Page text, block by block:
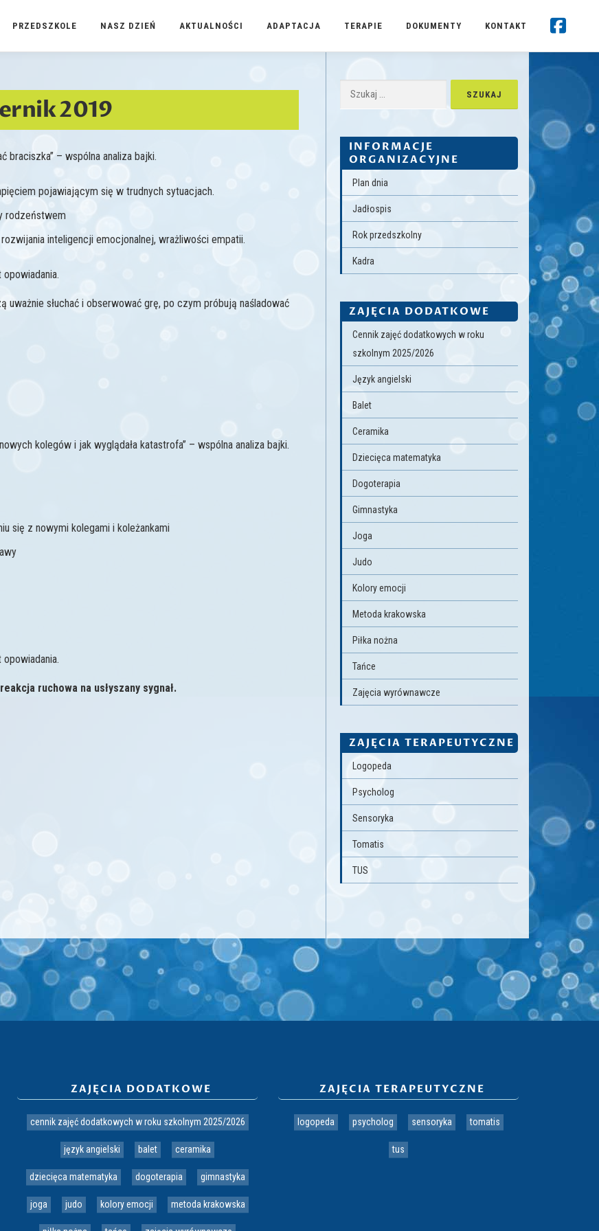
PRZEDSZKOLE NASZ DZIEŃ AKTUALNOŚCI ADAPTACJA TERAPIE DOKUMENTY KONTAKT
2019
braciszka” – wspólna analiza bajki.
pojawiającym się w trudnych sytuacjach.
rodzeństwem
inteligencji emocjonalnej, wrażliwości empatii.
uważnie słuchać i obserwować grę, po czym próbują naśladować
kolegów i jak wyglądała katastrofa” – wspólna analiza bajki.
się z nowymi kolegami i koleżankami
ruchowa na usłyszany sygnał.
Szukaj:
INFORMACJE
ORGANIZACYJNE
Plan dnia
Jadłospis
Rok przedszkolny
Kadra
ZAJĘCIA DODATKOWE
Cennik zajęć dodatkowych w roku
szkolnym 2025/2026
Język angielski
Balet
Ceramika
Dziecięca matematyka
Dogoterapia
Gimnastyka
Joga
Judo
Kolory emocji
Metoda krakowska
Piłka nożna
Tańce
Zajęcia wyrównawcze
ZAJĘCIA TERAPEUTYCZNE
Logopeda
Psycholog
Sensoryka
Tomatis
TUS
ZAJĘCIA DODATKOWE
cennik zajęć dodatkowych w roku szkolnym 2025/2026
język angielski balet ceramika
dziecięca matematyka dogoterapia gimnastyka
joga judo kolory emocji metoda krakowska
ZAJĘCIA TERAPEUTYCZNE
logopeda psycholog sensoryka tomatis
tus